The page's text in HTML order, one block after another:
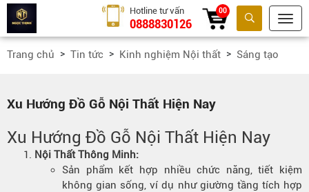
Tìm kiếm
Hotline tư vấn
0888830126
00
Trang chủ Tin tức Kinh nghiệm Nội thất Sáng tạo
Xu Hướng Đồ Gỗ Nội Thất Hiện Nay
Xu Hướng Đồ Gỗ Nội Thất Hiện Nay
Nội Thất Thông Minh:
Sản phẩm kết hợp nhiều chức năng, tiết kiệm
không gian sống, ví dụ như giường tầng tích hợp